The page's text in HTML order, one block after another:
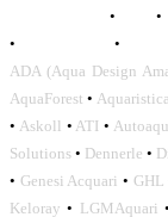
• •
•
•
ADA (Aqua Design
AquaForest • Aquaristica
• Askoll • ATI •
Solutions • Dennerle •
• Genesi Acquari • GHL
Keloray • LGMAquari •